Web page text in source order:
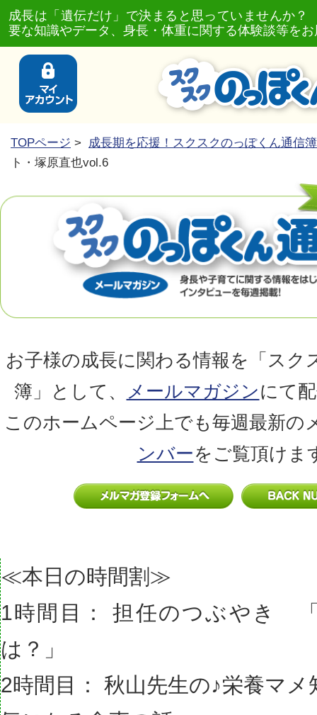
成長は「遺伝だけ」で決まると思っていませんか
要な知識やデータ、身長・体重に関する体験談等を
TOPページ > 成長期を応援！スクスクのっぽくん通信簿
ト・塚原直也vol.6
お子様の成長に関わる情報を「スク
簿」として、
メールマガジンにて
このホームページ上でも毎週最新の
ンバーをご覧頂けま
≪本日の時間割≫
1時間目： 担任のつぶやき
は？」
2時間目： 秋山先生の♪栄養マ